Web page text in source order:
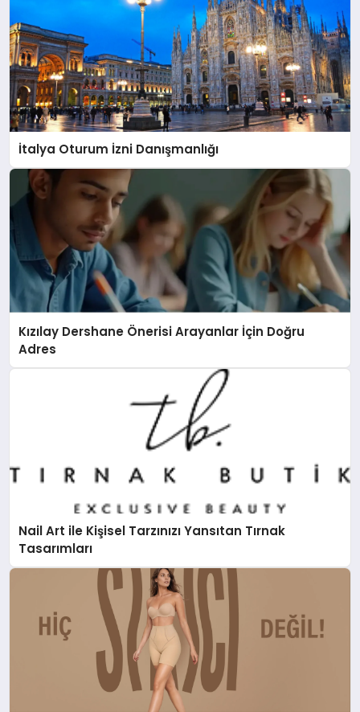
İtalya Oturum İzni Danışmanlığı
Kızılay Dershane Önerisi Arayanlar İçin Doğru
Adres
Nail Art ile Kişisel Tarzınızı Yansıtan Tırnak
Tasarımları